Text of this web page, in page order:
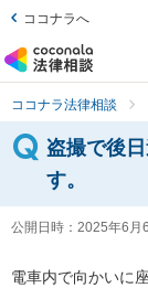
ココナラへ
ココナラ法律相談
盗撮で後
す。
公開日時： 2025年6月
電車内で向かいに